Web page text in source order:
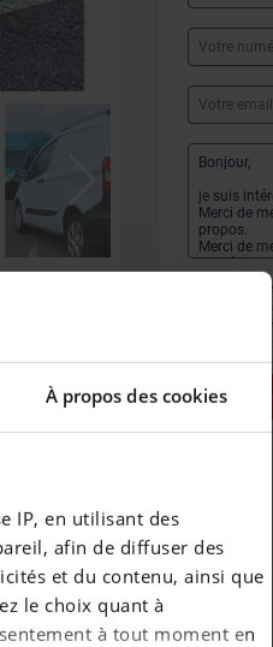
À propos des cookies
IP, en utilisant des
afin de diffuser des
et du contenu, ainsi que
le choix quant à
à tout moment en